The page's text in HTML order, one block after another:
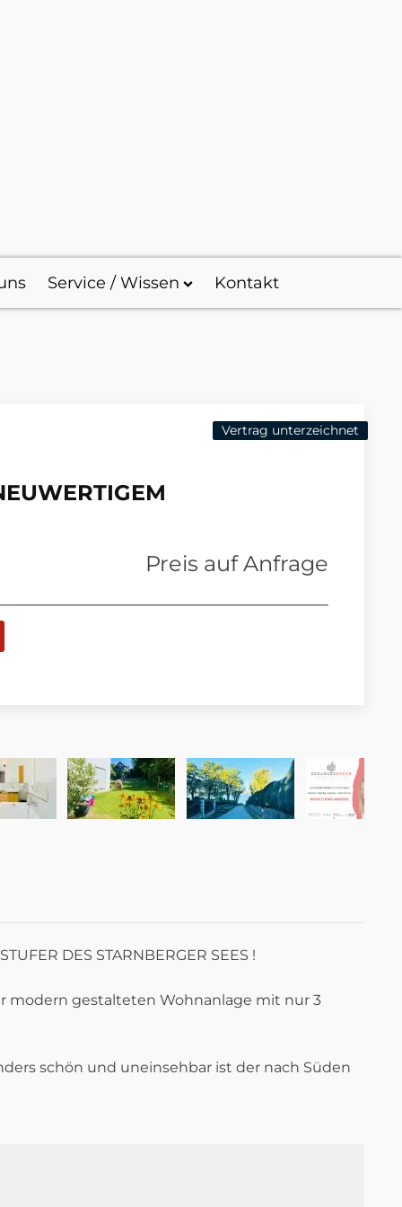
Service / Wissen Kontakt
Vertrag unterzeichnet
Preis auf Anfrage
DES STARNBERGER SEES !
modern gestalteten Wohnanlage mit nur 3
schön und uneinsehbar ist der nach Süden